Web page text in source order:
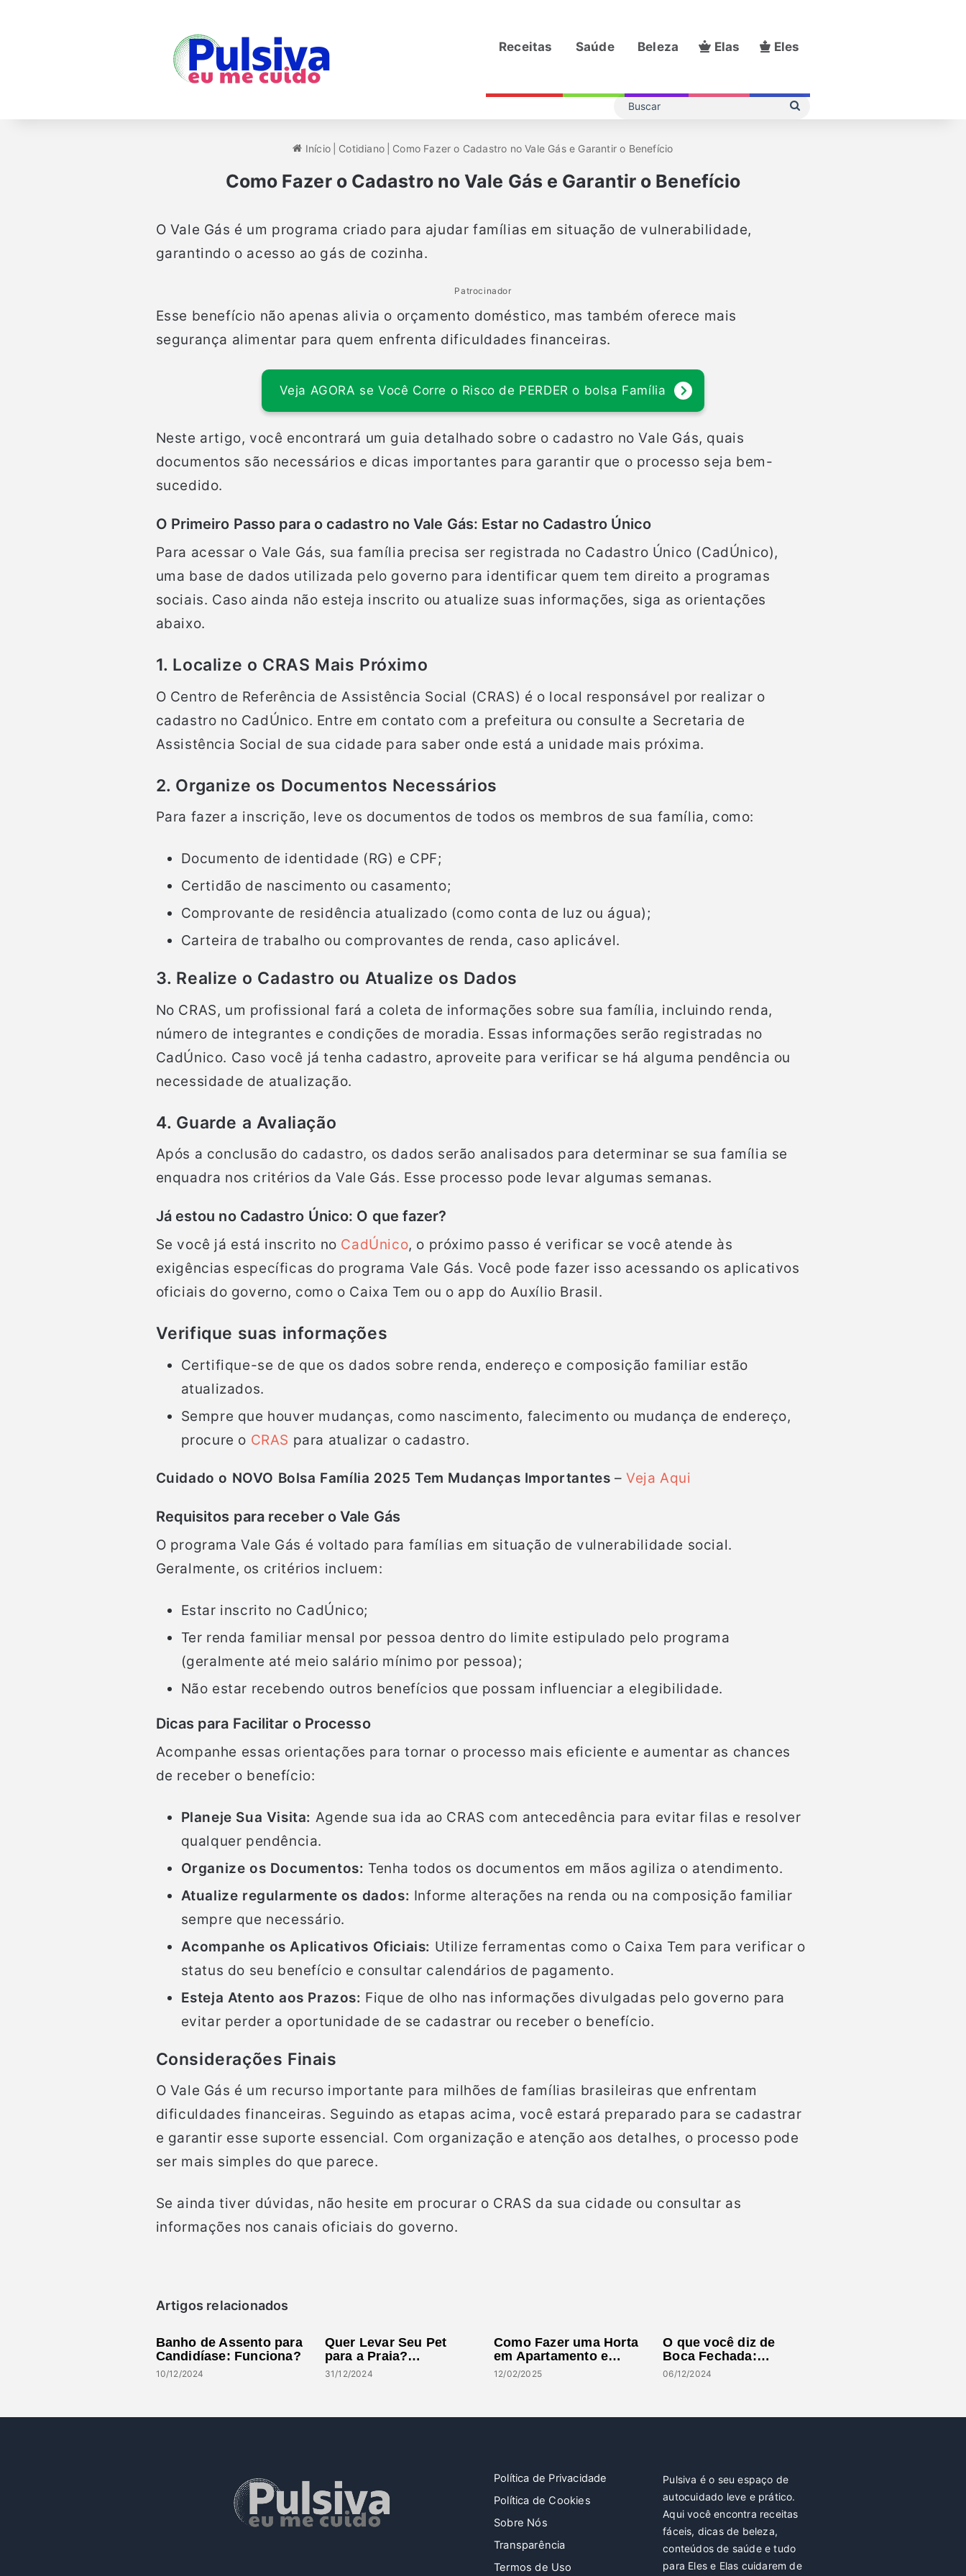
Receitas Saúde Beleza Elas Eles
Buscar
Início Cotidiano Como Fazer o Cadastro no Vale Gás e Garantir o Benefício
Como Fazer o Cadastro no Vale Gás e Garantir o Benefício
Facebook
Pinterest
WhatsApp
Imprimir
O Vale Gás é um programa criado para ajudar famílias em situação de vulnerabilidade,
garantindo o acesso ao gás de cozinha.
Patrocinador
Esse benefício não apenas alivia o orçamento doméstico, mas também oferece mais
segurança alimentar para quem enfrenta dificuldades financeiras.
Veja AGORA se Você Corre o Risco de PERDER o bolsa Família
Neste artigo, você encontrará um guia detalhado sobre o cadastro no Vale Gás, quais
documentos são necessários e dicas importantes para garantir que o processo seja bem-
sucedido.
O Primeiro Passo para o cadastro no Vale Gás: Estar no Cadastro Único
Para acessar o Vale Gás, sua família precisa ser registrada no Cadastro Único (CadÚnico),
uma base de dados utilizada pelo governo para identificar quem tem direito a programas
sociais. Caso ainda não esteja inscrito ou atualize suas informações, siga as orientações
abaixo.
1. Localize o CRAS Mais Próximo
O Centro de Referência de Assistência Social (CRAS) é o local responsável por realizar o
cadastro no CadÚnico. Entre em contato com a prefeitura ou consulte a Secretaria de
Assistência Social de sua cidade para saber onde está a unidade mais próxima.
2. Organize os Documentos Necessários
Para fazer a inscrição, leve os documentos de todos os membros de sua família, como:
Documento de identidade (RG) e CPF;
Certidão de nascimento ou casamento;
Comprovante de residência atualizado (como conta de luz ou água);
Carteira de trabalho ou comprovantes de renda, caso aplicável.
3. Realize o Cadastro ou Atualize os Dados
No CRAS, um profissional fará a coleta de informações sobre sua família, incluindo renda,
número de integrantes e condições de moradia. Essas informações serão registradas no
CadÚnico. Caso você já tenha cadastro, aproveite para verificar se há alguma pendência ou
necessidade de atualização.
4. Guarde a Avaliação
Após a conclusão do cadastro, os dados serão analisados ​​para determinar se sua família se
enquadra nos critérios da Vale Gás. Esse processo pode levar algumas semanas.
Já estou no Cadastro Único: O que fazer?
Se você já está inscrito no CadÚnico, o próximo passo é verificar se você atende às
exigências específicas do programa Vale Gás. Você pode fazer isso acessando os aplicativos
oficiais do governo, como o Caixa Tem ou o app do Auxílio Brasil.
Verifique suas informações
Certifique-se de que os dados sobre renda, endereço e composição familiar estão
atualizados.
Sempre que houver mudanças, como nascimento, falecimento ou mudança de endereço,
procure o CRAS para atualizar o cadastro.
Cuidado o NOVO Bolsa Família 2025 Tem Mudanças Importantes –Veja Aqui
Requisitos para receber o Vale Gás
O programa Vale Gás é voltado para famílias em situação de vulnerabilidade social.
Geralmente, os critérios incluem:
Estar inscrito no CadÚnico;
Ter renda familiar mensal por pessoa dentro do limite estipulado pelo programa
(geralmente até meio salário mínimo por pessoa);
Não estar recebendo outros benefícios que possam influenciar a elegibilidade.
Dicas para Facilitar o Processo
Acompanhe essas orientações para tornar o processo mais eficiente e aumentar as chances
de receber o benefício:
Planeje Sua Visita: Agende sua ida ao CRAS com antecedência para evitar filas e resolver
qualquer pendência.
Organize os Documentos: Tenha todos os documentos em mãos agiliza o atendimento.
Atualize regularmente os dados: Informe alterações na renda ou na composição familiar
sempre que necessário.
Acompanhe os Aplicativos Oficiais: Utilize ferramentas como o Caixa Tem para verificar o
status do seu benefício e consultar calendários de pagamento.
Esteja Atento aos Prazos: Fique de olho nas informações divulgadas pelo governo para
evitar perder a oportunidade de se cadastrar ou receber o benefício.
Considerações Finais
O Vale Gás é um recurso importante para milhões de famílias brasileiras que enfrentam
dificuldades financeiras. Seguindo as etapas acima, você estará preparado para se cadastrar
e garantir esse suporte essencial. Com organização e atenção aos detalhes, o processo pode
ser mais simples do que parece.
Se ainda tiver dúvidas, não hesite em procurar o CRAS da sua cidade ou consultar as
informações nos canais oficiais do governo.
Artigos relacionados
Banho de Assento para
Candidíase: Funciona?
10/12/2024
Quer Levar Seu Pet
para a Praia?…
31/12/2024
Como Fazer uma Horta
em Apartamento e…
12/02/2025
O que você diz de
Boca Fechada:…
06/12/2024
Política de Privacidade
Política de Cookies
Sobre Nós
Transparência
Termos de Uso
Pulsiva é o seu espaço de
autocuidado leve e prático.
Aqui você encontra receitas
fáceis, dicas de beleza,
conteúdos de saúde e tudo
para Eles e Elas cuidarem de